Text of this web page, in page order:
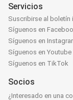
Servicios
Suscribirse al boletín
Síguenos en
Síguenos en
Síguenos en Youtube
Síguenos en TikTok
Socios
¿Interesado en una